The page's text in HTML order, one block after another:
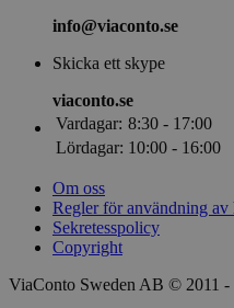
info@viaconto.se
Skicka ett skype
viaconto.se
Vardagar: 8:30 - 17:00
Lördagar: 10:00 - 16:00
Om oss
Regler för användning av
Sekretesspolicy
Copyright
ViaConto Sweden AB © 2011 -